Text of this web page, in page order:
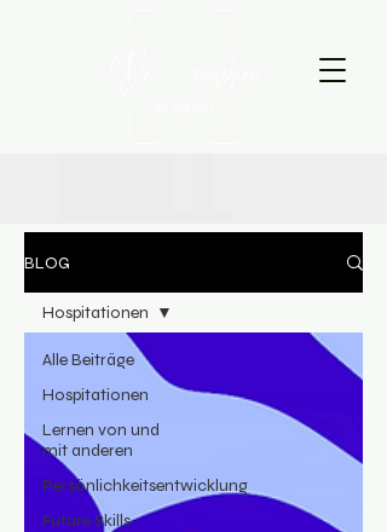
BLOG
Alle Beiträge
Hospitationen
Lernen von und
mit anderen
Persönlichkeitsentwicklung
Future Skills
Hospitationen